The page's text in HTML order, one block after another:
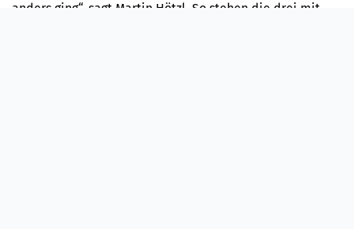
anders ging“, sagt Martin Hötzl. So stehen die drei mit